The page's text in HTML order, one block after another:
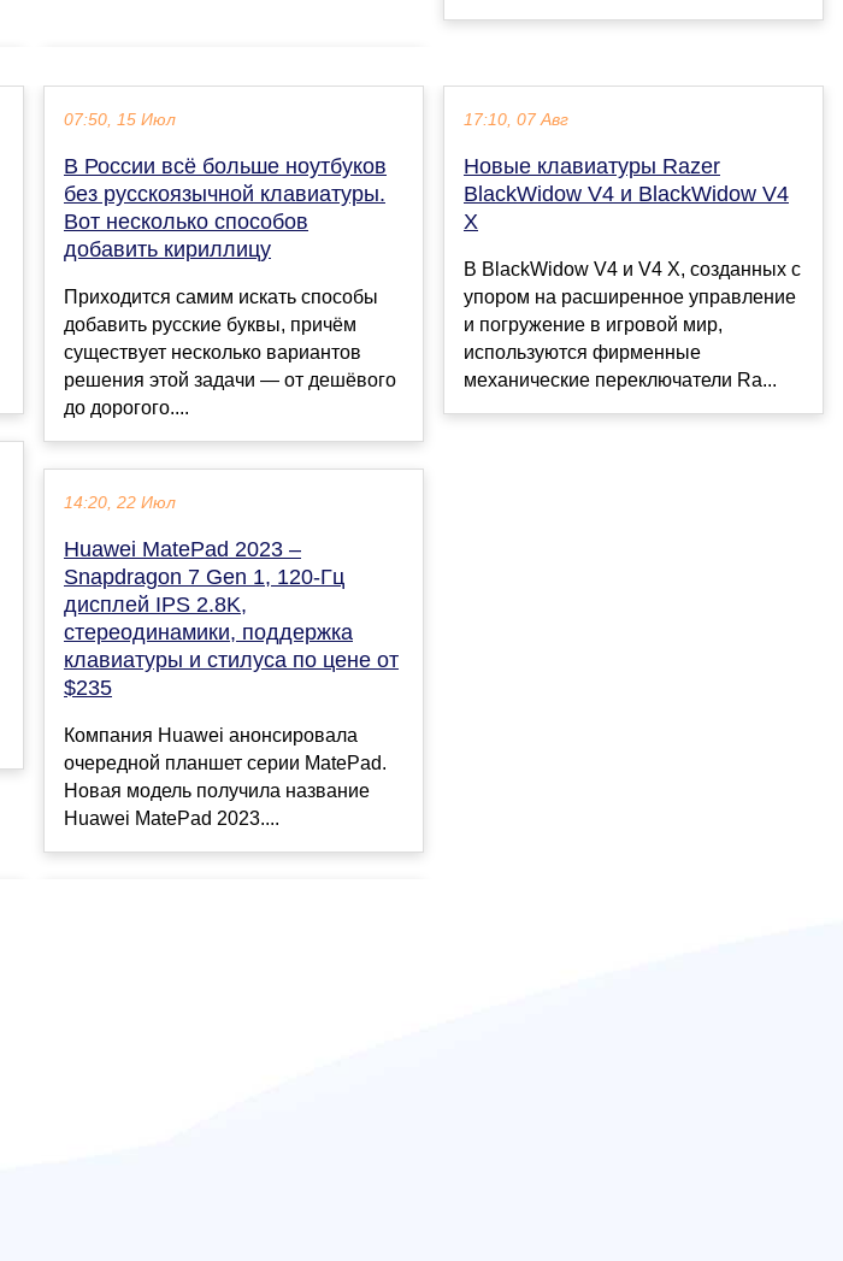
07:50, 15 Июл
В России всё больше ноутбуков
без русскоязычной клавиатуры.
Вот несколько способов
добавить кириллицу
Приходится самим искать способы
добавить русские буквы, причём
существует несколько вариантов
решения этой задачи — от дешёвого
до дорогого....
14:20, 22 Июл
Huawei MatePad 2023 –
Snapdragon 7 Gen 1, 120-Гц
дисплей IPS 2.8K,
стереодинамики, поддержка
клавиатуры и стилуса по цене от
$235
Компания Huawei анонсировала
очередной планшет серии MatePad.
Новая модель получила название
Huawei MatePad 2023....
17:10, 07 Авг
Новые клавиатуры Razer
BlackWidow V4 и BlackWidow V4
X
В BlackWidow V4 и V4 X, созданных с
упором на расширенное управление
и погружение в игровой мир,
используются фирменные
механические переключатели Ra...